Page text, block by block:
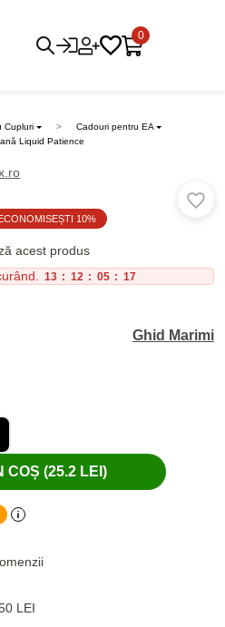
0
Cupluri
Cadouri pentru EA
Liquid Patience
10%
acest produs
13 : 12 : 05 : 17
Ghid Marimi
COȘ (25.2 LEI)
LEI